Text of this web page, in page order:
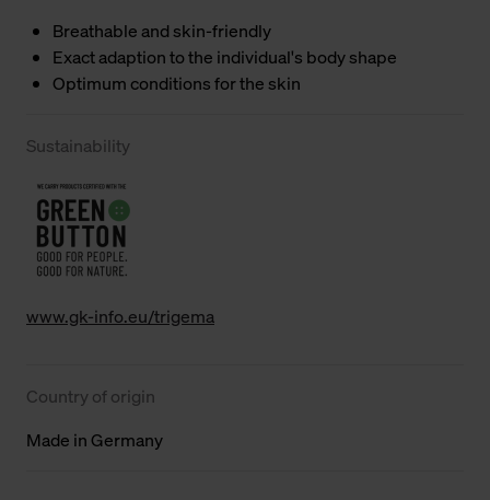
Breathable and skin-friendly
Exact adaption to the individual's body shape
Optimum conditions for the skin
Sustainability
www.gk-info.eu/trigema
Country of origin
Made in Germany